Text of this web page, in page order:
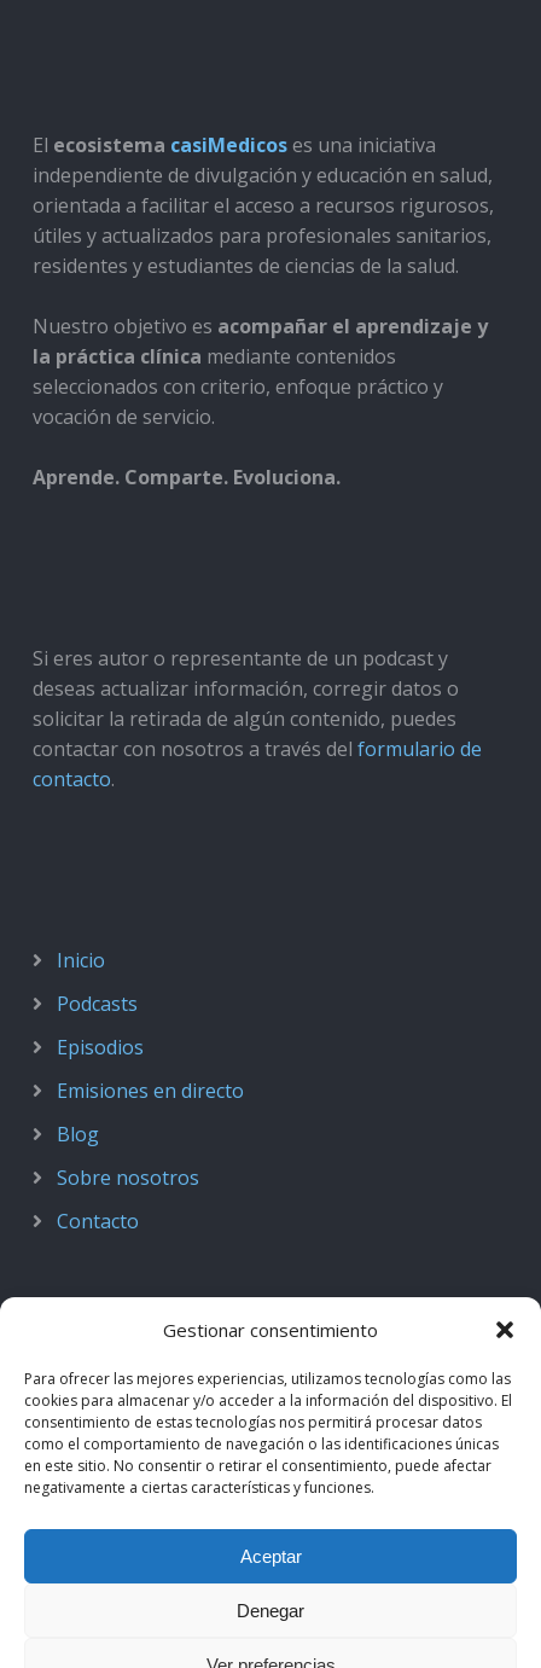
Gestionar consentimiento
Para ofrecer las mejores experiencias, utilizamos tecnologías como las
cookies para almacenar y/o acceder a la información del dispositivo. El
consentimiento de estas tecnologías nos permitirá procesar datos
como el comportamiento de navegación o las identificaciones únicas
en este sitio. No consentir o retirar el consentimiento, puede afectar
negativamente a ciertas características y funciones.
Aceptar
Denegar
El ecosistema casiMedicoses una iniciativa
independiente de divulgación y educación en salud,
orientada a facilitar el acceso a recursos rigurosos,
útiles y actualizados para profesionales sanitarios,
residentes y estudiantes de ciencias de la salud.
Nuestro objetivo es acompañar el aprendizaje y
la práctica clínica mediante contenidos
seleccionados con criterio, enfoque práctico y
vocación de servicio.
Aprende. Comparte. Evoluciona.
Si eres autor o representante de un podcast y
deseas actualizar información, corregir datos o
solicitar la retirada de algún contenido, puedes
contactar con nosotros a través del formulario de
contacto.
Inicio
Podcasts
Episodios
Emisiones en directo
Blog
Sobre nosotros
Contacto
Podcast de Medicina · by casiMedicos
Radio casiMedicos
. Los contenidos pertenecen a sus
autores originales y se muestran mediante